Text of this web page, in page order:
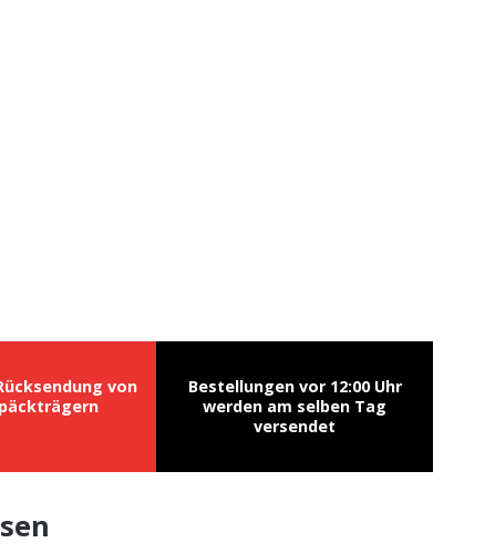
von
Bestellungen vor 12:00 Uhr
werden am selben Tag
versendet